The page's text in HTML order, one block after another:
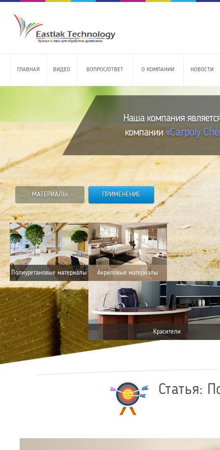
ГЛАВНАЯ ВИДЕО ВОПРОС/ОТВЕТ О КОМПАНИИ НОВОСТИ
Наша компания
компании «Carpoly
МАТЕРИАЛЫ ПРИМЕНЕНИЕ
Полиуретановые материалы Акриловые материалы
Красители
Статья: